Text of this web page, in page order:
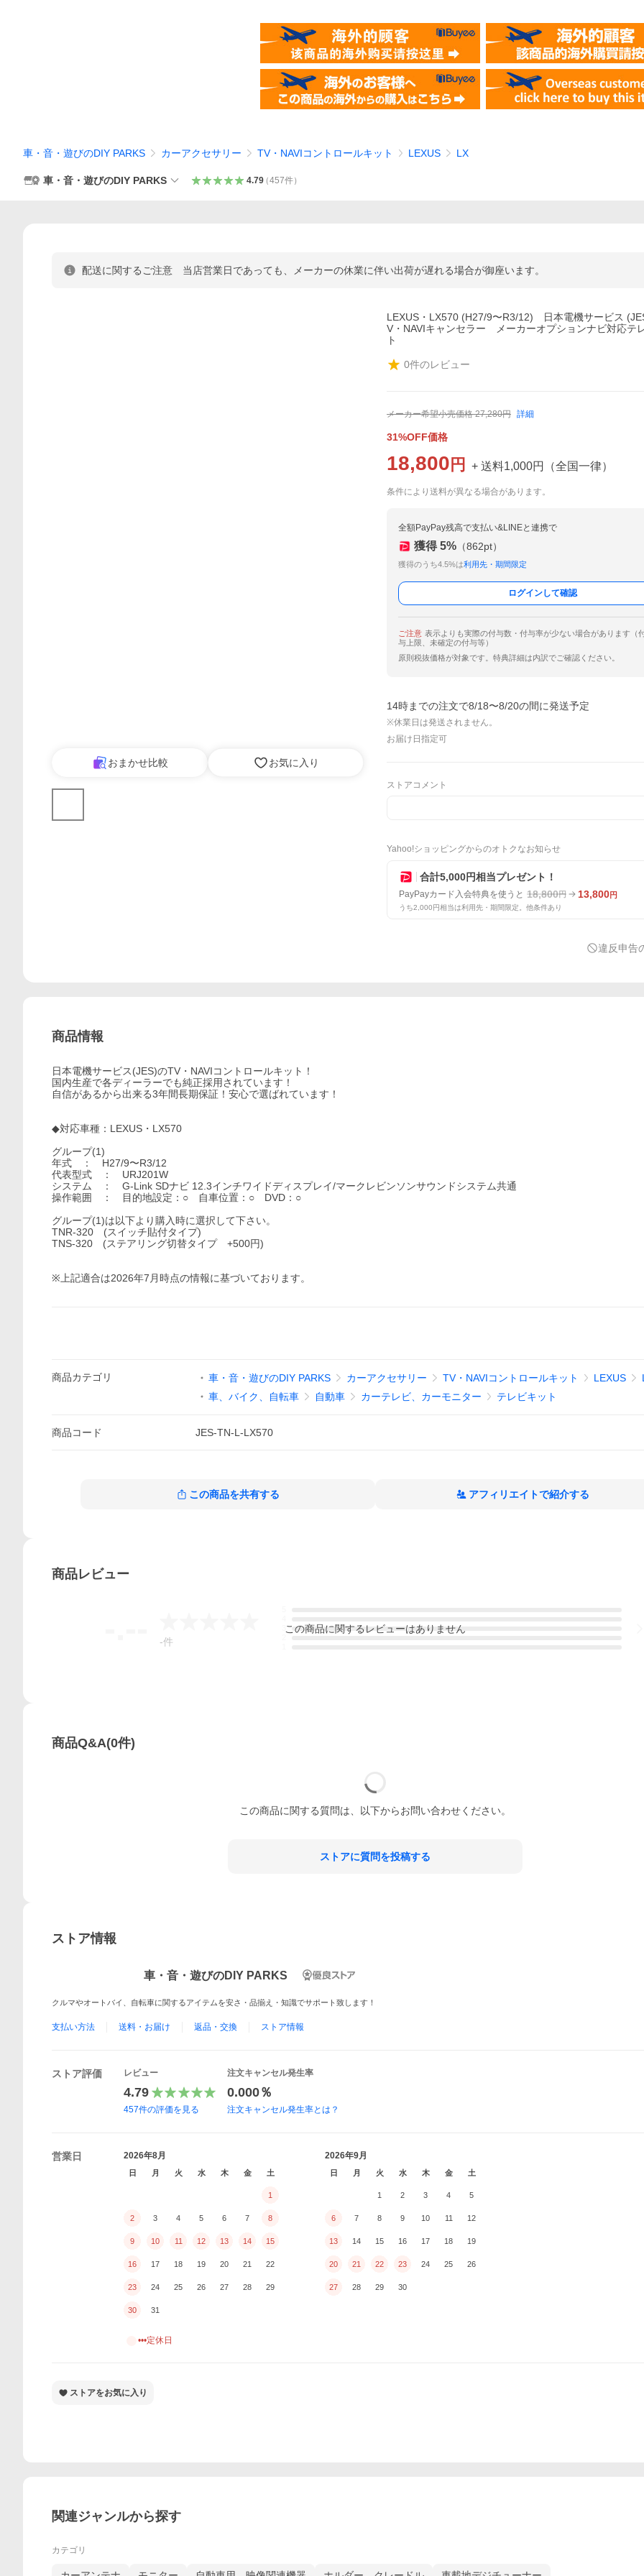
車・音・遊びのDIY PARKS カーアクセサリー TV・NAVIコントロールキット LEXUS LX
車・音・遊びのDIY PARKS 4.79（457件）
配送に関するご注意 当店営業日であっても、メーカーの休業に伴い出荷が遅れる場合が御座います。
おまかせ比較 お気に入り
LEXUS・LX570 (H27/9〜R3/12) 日本電機サービス
V・NAVIキャンセラー メーカーオプションナビ対応テ
ト
0件のレビュー
メーカー希望小売価格 27,280円 詳細
31%OFF価格
18,800 円 + 送料1,000円 （全国一律）
条件により送料が異なる場合があります。
全額PayPay残高で支払い&LINEと連携で
獲得 5% （862pt）
獲得のうち4.5%は利用先・期間限定
ログインして確認
ご注意 表示よりも実際の付与数・付与率が少ない場合があります（
与上限、未確定の付与等）
原則税抜価格が対象です。特典詳細は内訳でご確認ください。
14時までの注文で8/18〜8/20の間に発送予定
※休業日は発送されません。
お届け日指定可
ストアコメント
Yahoo!ショッピングからのオトクなお知らせ
合計5,000円相当プレゼント！
PayPayカード入会特典を使うと 18,800円 13,800円
うち2,000円相当は利用先・期間限定。他条件あり
違反申告
商品情報
日本電機サービス(JES)のTV・NAVIコントロールキット！
国内生産で各ディーラーでも純正採用されています！
自信があるから出来る3年間長期保証！安心で選ばれています！
◆対応車種：LEXUS・LX570
グループ(1)
年式 ： H27/9〜R3/12
代表型式 ： URJ201W
システム ： G-Link SDナビ 12.3インチワイドディスプレイ/マークレビンソンサウンドシステム共通
操作範囲 ： 目的地設定：○ 自車位置：○ DVD：○
グループ(1)は以下より購入時に選択して下さい。
TNR-320 (スイッチ貼付タイプ)
TNS-320 (ステアリング切替タイプ +500円)
※上記適合は2026年7月時点の情報に基づいております。
商品カテゴリ 車・音・遊びのDIY PARKS カーアクセサリー TV・NAVIコントロールキット LEXUS
車、バイク、自転車
自動車 カーテレビ、カーモニター テレビキット
商品コード JES-TN-L-LX570
この商品を共有する アフィリエイトで紹介する
商品レビュー
-件
この商品に関するレビューはありません
商品Q&A(0件)
この商品に関する質問は、以下からお問い合わせください。
ストアに質問を投稿する
ストア情報
車・音・遊びのDIY PARKS
クルマやオートバイ、自転車に関するアイテムを安さ・品揃え・知識でサポート致します！
支払い方法 送料・お届け 返品・交換 ストア情報
ストア評価 レビュー
4.79
457件の評価を見る
注文キャンセル発生率
0.000％
注文キャンセル発生率とは？
営業日 2026年8月
日 月 火 水 木 金 土
1
2 3 4 5 6 7 8
9 10 11 12 13 14 15
16 17 18 19 20 21 22
23 24 25 26 27 28 29
30 31
2026年9月
日 月 火 水 木 金 土
1 2 3 4 5
6 7 8 9 10 11 12
13 14 15 16 17 18 19
20 21 22 23 24 25 26
27 28 29 30
•••定休日
ストアをお気に入り
関連ジャンルから探す
カテゴリ